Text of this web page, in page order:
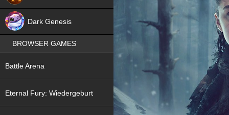
Dark Genesis
BROWSER GAMES
Battle Arena
Eternal Fury: Wiedergeburt